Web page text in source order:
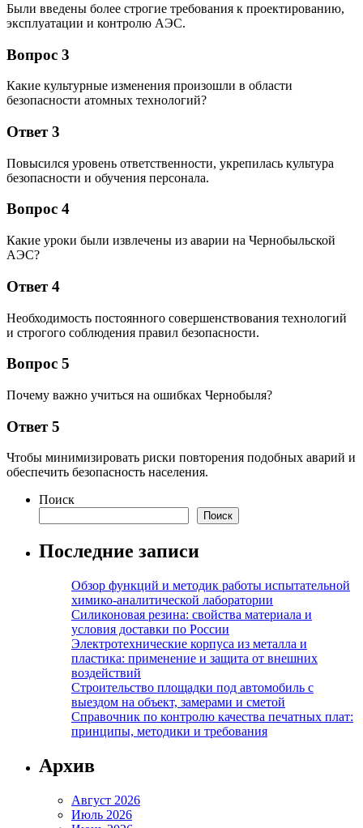
Были введены более строгие требования к проектированию,
эксплуатации и контролю АЭС.
Вопрос 3
Какие культурные изменения произошли в области
безопасности атомных технологий?
Ответ 3
Повысился уровень ответственности, укрепилась культура
безопасности и обучения персонала.
Вопрос 4
Какие уроки были извлечены из аварии на Чернобыльской
АЭС?
Ответ 4
Необходимость постоянного совершенствования технологий
и строгого соблюдения правил безопасности.
Вопрос 5
Почему важно учиться на ошибках Чернобыля?
Ответ 5
Чтобы минимизировать риски повторения подобных аварий и
обеспечить безопасность населения.
Поиск
Поиск
Последние записи
Обзор функций и методик работы испытательной
химико-аналитической лаборатории
Силиконовая резина: свойства материала и
условия доставки по России
Электротехнические корпуса из металла и
пластика: применение и защита от внешних
воздействий
Строительство площадки под автомобиль с
выездом на объект, замерами и сметой
Справочник по контролю качества печатных плат:
принципы, методики и требования
Архив
Август 2026
Июль 2026